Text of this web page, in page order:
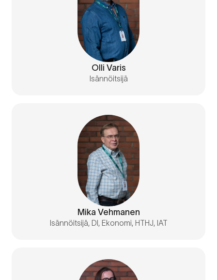
Olli Varis
Isännöitsijä
Mika Vehmanen
Isännöitsijä, DI, Ekonomi, HTHJ, IAT